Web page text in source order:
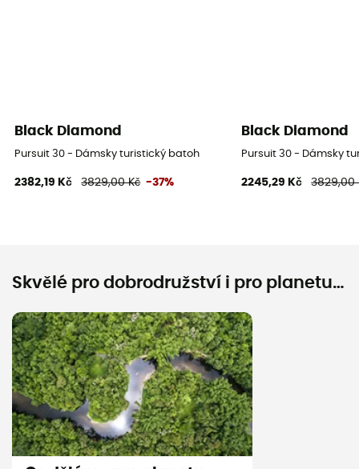
Black Diamond
Pursuit 30 - Dámsky turistický batoh
2382,19 Kč 3829,00 Kč -37%
Black Diamond
Pursuit 30 - Dámsky
2245,29 Kč 3829,00
Skvělé pro dobrodružství i pro planetu…